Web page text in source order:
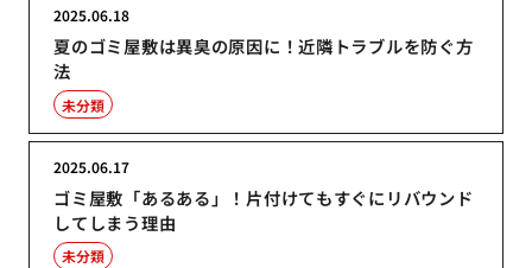
夏のゴミ屋敷は異臭の原因に！近隣トラブルを防ぐ方
法
2025.06.18
未分類
ゴミ屋敷「あるある」！片付けてもすぐにリバウンド
してしまう理由
2025.06.17
未分類